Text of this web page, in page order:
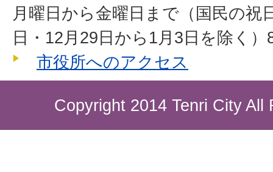
月曜日から金曜日まで（国民の祝
日・12月29日から1月3日を除く
市役所へのアクセス
Copyright 2014 Tenri City All